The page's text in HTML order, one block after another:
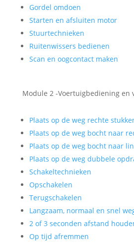
Gordel omdoen
Starten en afsluiten motor
Stuurtechnieken
Ruitenwissers bedienen
Scan en oogcontact maken
Module 2 -Voertuigbediening en
Plaats op de weg rechte
Plaats op de weg bocht naar
Plaats op de weg bocht naar
Plaats op de weg dubbele
Schakeltechnieken
Opschakelen
Terugschakelen
Langzaam, normaal en snel
2 of 3 seconden afstand
Op tijd afremmen